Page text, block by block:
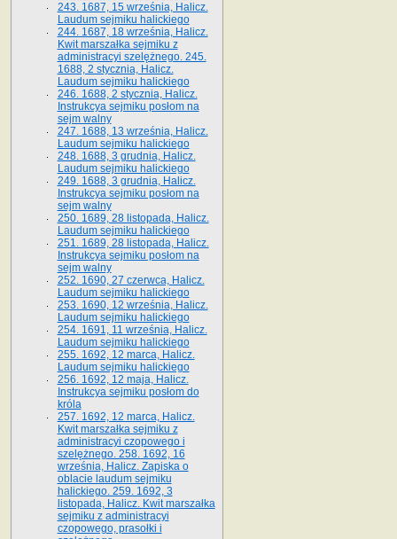
243. 1687, 15 września, Halicz.
Laudum sejmiku halickiego
244. 1687, 18 września, Halicz.
Kwit marszałka sejmiku z
administracyi szelężnego. 245.
1688, 2 stycznia, Halicz.
Laudum sejmiku halickiego
246. 1688, 2 stycznia, Halicz.
Instrukcya sejmiku posłom na
sejm walny
247. 1688, 13 września, Halicz.
Laudum sejmiku halickiego
248. 1688, 3 grudnia, Halicz.
Laudum sejmiku halickiego
249. 1688, 3 grudnia, Halicz.
Instrukcya sejmiku posłom na
sejm walny
250. 1689, 28 listopada, Halicz.
Laudum sejmiku halickiego
251. 1689, 28 listopada, Halicz.
Instrukcya sejmiku posłom na
sejm walny
252. 1690, 27 czerwca, Halicz.
Laudum sejmiku halickiego
253. 1690, 12 września, Halicz.
Laudum sejmiku halickiego
254. 1691, 11 września, Halicz.
Laudum sejmiku halickiego
255. 1692, 12 marca, Halicz.
Laudum sejmiku halickiego
256. 1692, 12 maja, Halicz.
Instrukcya sejmiku posłom do
króla
257. 1692, 12 marca, Halicz.
Kwit marszałka sejmiku z
administracyi czopowego i
szelężnego. 258. 1692, 16
września, Halicz. Zapiska o
oblacie laudum sejmiku
halickiego. 259. 1692, 3
listopada, Halicz. Kwit marszałka
sejmiku z administracyi
czopowego, prasołki i